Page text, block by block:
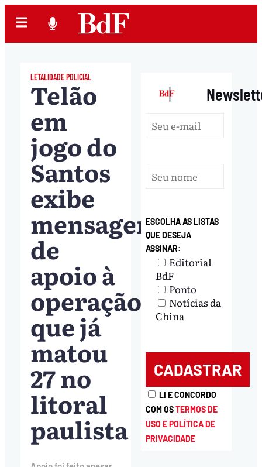
LETALIDADE POLICIAL
Telão
em
jogo do
Santos
exibe
mensagem
de
apoio à
operação
que já
matou
27 no
litoral
paulista
|
ESCOLHA AS LISTAS
QUE DESEJA
ASSINAR:
Editorial
BdF
Ponto
Notícias da
China
LI E CONCORDO
COM OSTERMOS DE
USO E POLÍTICA DE
PRIVACIDADE